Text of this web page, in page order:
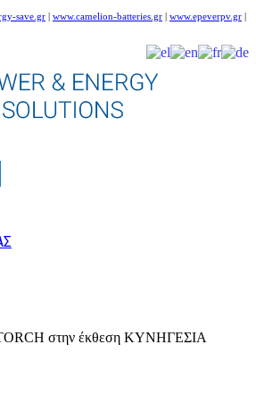
save.gr www.camelion-batteries.gr www.epeverpv.gr
στην έκθεση ΚΥΝΗΓΕΣΙΑ